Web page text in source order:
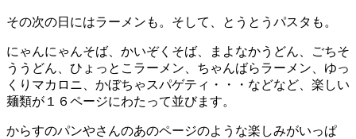
その次の日にはラーメンも。そして、とうとうパスタも。
にゃんにゃんそば、かいぞくそば、まよなかうどん、ごちそ
ううどん、ひょっとこラーメン、ちゃんばらラーメン、ゆっ
くりマカロニ、かぼちゃスパゲティ・・・などなど、楽しい
麺類が１６ページにわたって並びます。
からすのパンやさんのあのページのような楽しみがいっぱ